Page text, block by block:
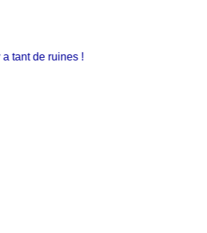
tant de ruines !